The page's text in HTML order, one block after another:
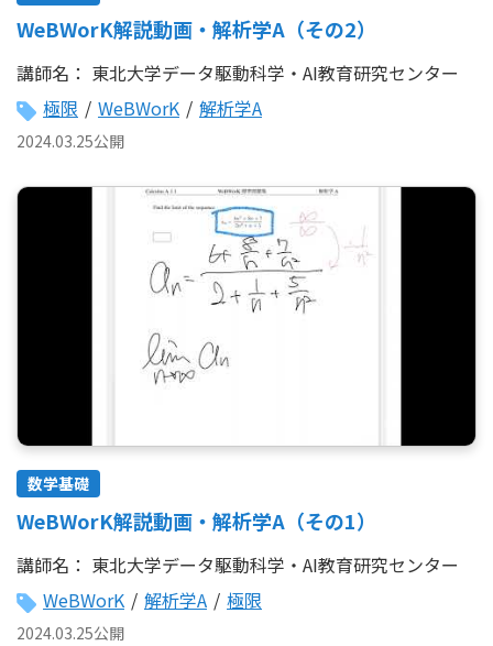
WeBWorK解説動画・解析学A（その2）
講師名： 東北大学データ駆動科学・AI教育研究センター
極限 / WeBWorK / 解析学A
2024.03.25公開
数学基礎
WeBWorK解説動画・解析学A（その1）
講師名： 東北大学データ駆動科学・AI教育研究センター
WeBWorK / 解析学A / 極限
2024.03.25公開